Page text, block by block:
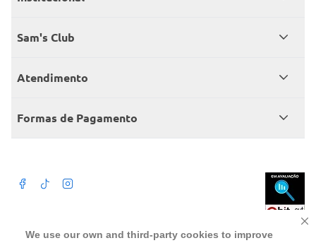
We use our own and third-party cookies to improve
Quem somos
Encontre um Clube
Sam's Club
Seja sócio
Member’s Mark
Atendimento
Fale conosco
Atendimento em libras
Formas de Pagamento
Beba com moderação. A Venda e o consumo de bebida alcoólica são
proibidos para menores de 18 anos. Preços, ofertas e condições exclusivas